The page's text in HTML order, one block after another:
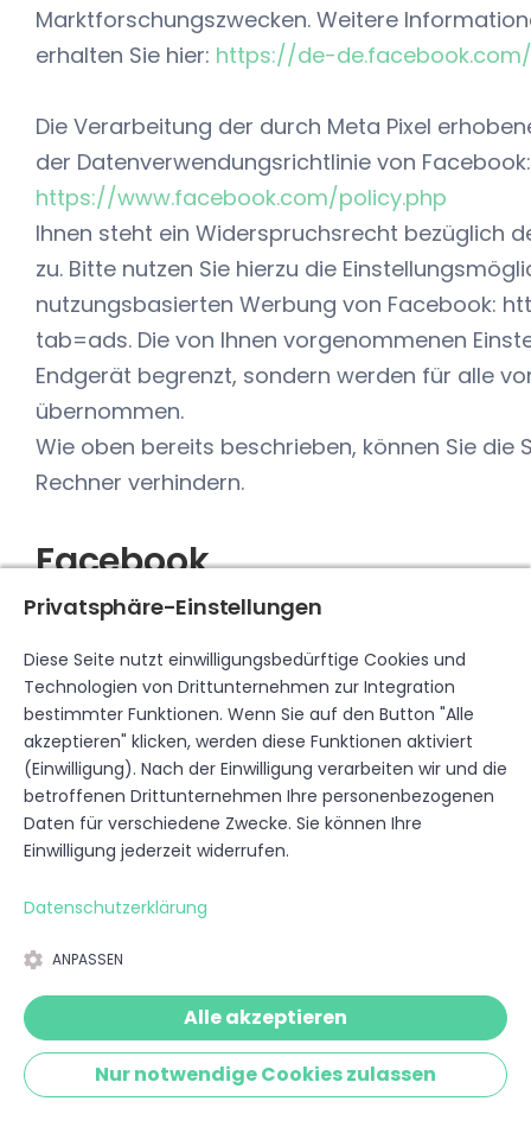
Marktforschungszwecken. Weitere
erhalten Sie hier: https://de-de.facebook.com/
Die Verarbeitung der durch Meta Pixel
der Datenverwendungsrichtlinie von Facebook:
https://www.facebook.com/policy.php
Ihnen steht ein Widerspruchsrecht bezüglich
zu. Bitte nutzen Sie hierzu die
nutzungsbasierten Werbung von Facebook:
tab=ads. Die von Ihnen vorgenommenen
Endgerät begrenzt, sondern werden für alle
übernommen.
Wie oben bereits beschrieben, können Sie die
Rechner verhindern.
Facebook
Aufgrund Ihrer Einwilligung (im Sinne des Art. 6
Erhöhung unseres Bekanntheitsgrades auf
sozialen Netzwerks Facebook (Anschrift:
Canal Square, Dublin 2, Irland) ein.
Sie erkennen die Plug-ins an dem Facebook-
mir) - eine Übersicht finden Sie unter: http://
ins/
Insoweit Sie Ihre Einwilligung gegeben haben,
keinerlei Einfluss auf die Natur und den
die Server der Facebook Inc. übermittelt.
Informationen dazu finden Sie unter:
https://www.facebook.com/help/
Privatsphäre-Einstellungen
Diese Seite nutzt einwilligungsbedürftige Cookies und
Technologien von Drittunternehmen zur Integration
bestimmter Funktionen. Wenn Sie auf den Button "Alle
akzeptieren" klicken, werden diese Funktionen aktiviert
(Einwilligung). Nach der Einwilligung verarbeiten wir und die
betroffenen Drittunternehmen Ihre personenbezogenen
Daten für verschiedene Zwecke. Sie können Ihre
Einwilligung jederzeit widerrufen.
Datenschutzerklärung
ANPASSEN
Alle akzeptieren
Nur notwendige Cookies zulassen